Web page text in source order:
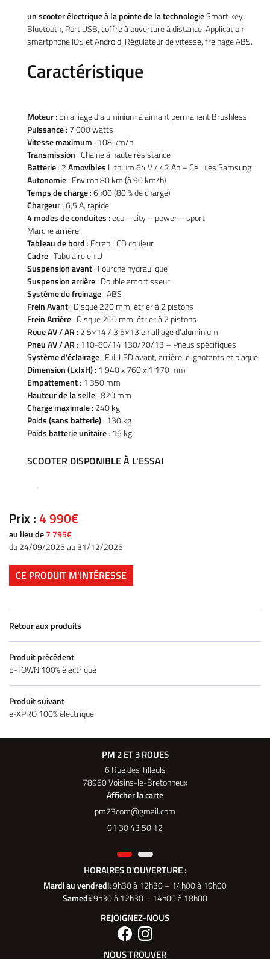
Accueil
Vélos
– Scooters
location
d’occasion
Services
votre véhicule
Actualités
Contact
UNE
un scooter électrique à la pointe de la technologieSmart key,
Bluetooth, Port USB, coffre à ouverture à distance. Application
smartphone IOS et Android. Régulateur de vitesse, freinage ABS.
Caractéristique
Moteur: En alliage d’aluminium à aimant permanent Brushless
Puissance: 7 000 watts
Vitesse maximum : 108 km/h
Transmission : Chaine à haute résistance
Batterie: 2Amovibles Lithium 64 V / 42 Ah – Cellules Samsung
Autonomie: Environ 80 km (à 90 km/h)
Temps de charge: 6h00 (80 % de charge)
Chargeur: 6,5 A, rapide
4 modes de conduites : eco – city – power – sport
Marche arrière
Tableau de bord : Ecran LCD couleur
Cadre: Tubulaire en U
Suspension avant: Fourche hydraulique
Suspension arrière: Double amortisseur
Système de freinage: ABS
Frein Avant: Disque 220 mm, étrier à 2 pistons
Frein Arrière: Disque 200 mm, étrier à 2 pistons
Roue AV / AR : 2.5×14 / 3.5×13 en alliage d’aluminium
Pneu AV / AR : 110-80/14 130/70/13 – Pneus spécifiques
Système d’éclairage: Full LED avant, arrière, clignotants et plaque
Dimension (LxlxH): 1 940 x 760 x 1 170 mm
Empattement: 1 350 mm
Hauteur de la selle: 820 mm
Charge maximale: 240 kg
Poids (sans batterie): 130 kg
Poids batterie unitaire: 16 kg
SCOOTER DISPONIBLE À L'ESSAI
Prix :4 990€
au lieu de7 795€
du 24/09/2025 au 31/12/2025
CE PRODUIT M'INTÉRESSE
Retour aux produits
Produit précédent
E-TOWN 100% électrique
Produit suivant
e-XPRO 100% électrique
PM 2 ET 3 ROUES
6 Rue des Tilleuls
78960 Voisins-le-Bretonneux
Afficher la carte
01 30 43 50 12
HORAIRES D'OUVERTURE :
Mardi au vendredi:9h30 à 12h30 – 14h00 à 19h00
Samedi:9h30 à 12h30 – 14h00 à 18h00
REJOIGNEZ-NOUS
NOUS TROUVER